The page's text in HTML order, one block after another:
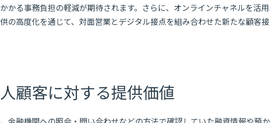
かる事務負担の軽減が期待されます。さらに、オンラインチャネルを活用
の高度化を通じて、対面営業とデジタル接点を組み合わせた新たな顧客接
顧客に対する提供価値